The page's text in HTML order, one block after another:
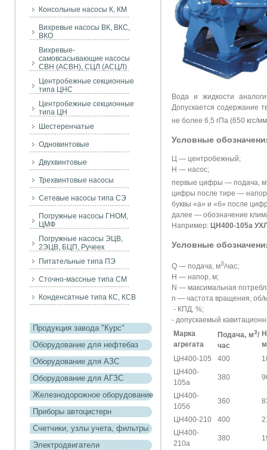
Консольные насосы К, КМ
Вихревые насосы ВК, ВКС,
ВКО
Вихревые-
самовсасывающие насосы
СВН (АСВН), СЦЛ (АСЦЛ)
Центробежные секционные
типа ЦНС
Центробежные секционные
типа ЦН
Шестеренчатые
Одновинтовые
Двухвинтовые
Трехвинтовые насосы
Сетевые насосы типа СЭ
Погружные насосы ГНОМ,
ЦМФ
Погружные насосы ЭЦВ,
2ЭЦВ, БЦП, Ручеек
Питательные типа ПЭ
Сточно-массные типа СМ
Конденсатные типа КС, КСВ
Продукция завода "Курс"
Оборудование для нефтебаз
Оборудование для АЗС
Оборудование для АГЗС
Железнодорожное оборудование
Приборы автоцистерн
Счетчики, узлы учета, фильтры
Электродвигатели
Вода и жидкости
Допускается содержание
не более 6,5 гПа (650 кгс/мм
Условные
Ц — центробежный;
Н — насос;
первые цифры — подача, м
цифры после тире —
буквы «а» и «б» после
далее — обозначение
Например: ЦН400-105а
Условные
Q — подача, м3/час;
H — напор, м;
N — максимальная
n — частота вращения, об/
- КПД, %;
- допускаемый
Марка
агрегата
Подача, м3/
час
м
ЦН400-105
400
ЦН400-
105а
380
ЦН400-
105б
360
ЦН400-210 400
ЦН400-
210а
380